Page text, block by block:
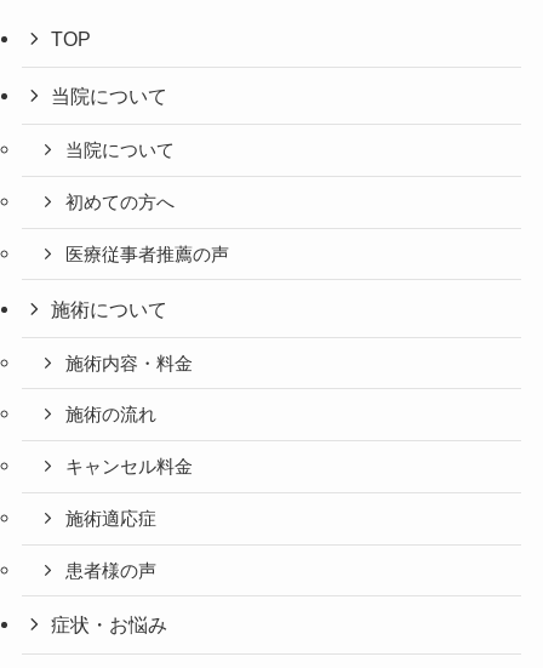
TOP
当院について
当院について
初めての方へ
医療従事者推薦の声
施術について
施術内容・料金
施術の流れ
キャンセル料金
施術適応症
患者様の声
症状・お悩み